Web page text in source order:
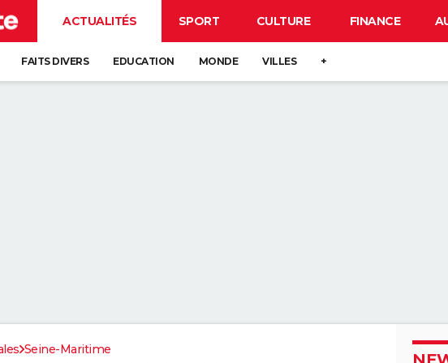
ACTUALITÉS SPORT CULTURE FINANCE
FAITS DIVERS EDUCATION MONDE VILLES +
Seine-Maritime